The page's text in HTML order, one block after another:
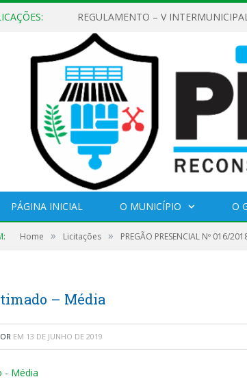
PÁGINA INICIAL O MUNICÍPIO O
Home » Licitações » PREGÃO PRESENCIAL Nº 016/
– Média
EM 13 DE JUNHO DE 2019
- Média